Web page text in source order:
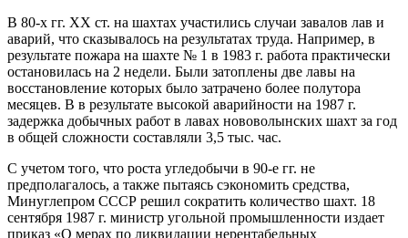
В 80-х гг. ХХ ст. на шахтах участились случаи завалов лав и
аварий, что сказывалось на результатах труда. Например, в
результате пожара на шахте № 1 в 1983 г. работа практически
остановилась на 2 недели. Были затоплены две лавы на
восстановление которых было затрачено более полутора
месяцев. В в результате высокой аварийности на 1987 г.
задержка добычных работ в лавах нововолынских шахт за год
в общей сложности составляли 3,5 тыс. час.
С учетом того, что роста угледобычи в 90-е гг. не
предполагалось, а также пытаясь сэкономить средства,
Минуглепром СССР решил сократить количество шахт. 18
сентября 1987 г. министр угольной промышленности издает
приказ «О мерах по ликвидации нерентабельных